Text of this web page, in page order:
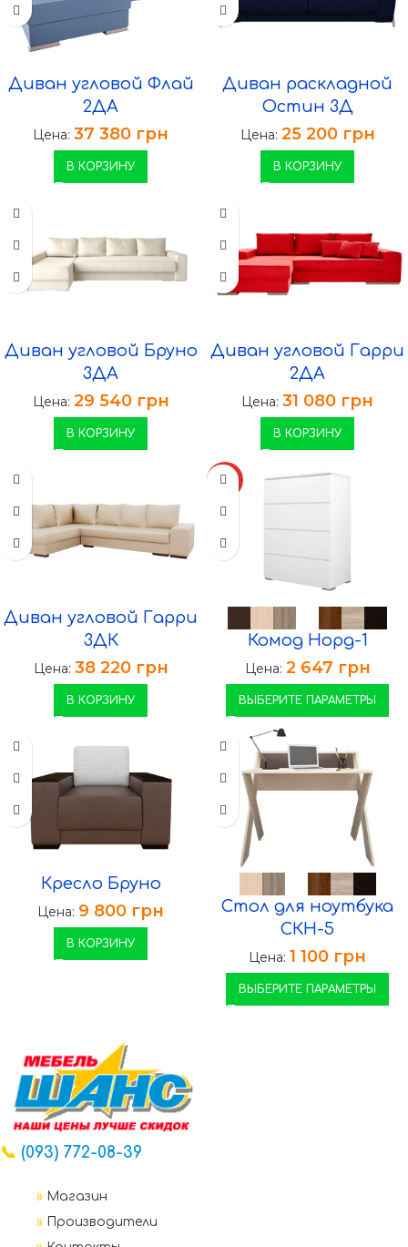
Диван угловой Флай
2ДА
Цена: 37 380 грн
В КОРЗИНУ
Диван раскладной
Остин 3Д
Цена: 25 200 грн
В КОРЗИНУ
Диван угловой Бруно
3ДА
Цена: 29 540 грн
В КОРЗИНУ
Диван угловой Гарри
2ДА
Цена: 31 080 грн
В КОРЗИНУ
Диван угловой Гарри
3ДК
Цена: 38 220 грн
В КОРЗИНУ
Комод Норд-1
Цена: 2 647 грн
ВЫБЕРИТЕ ПАРАМЕТРЫ
Кресло Бруно
Цена: 9 800 грн
В КОРЗИНУ
Стол для ноутбука
СКН-5
Цена: 1 100 грн
ВЫБЕРИТЕ ПАРАМЕТРЫ
📞 (093) 772-08-39
» Магазин
»
Производители